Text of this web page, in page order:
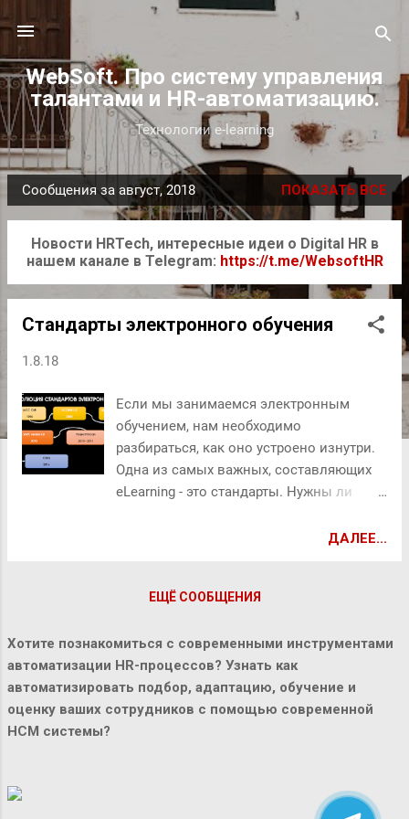
WebSoft. Про систему управления
талантами и HR-автоматизацию.
Технологии e-learning
С
о
щ
Сообщения за август, 2018 ПОКАЗАТЬ ВСЕ
Новости HRTech, интересные идеи о Digital HR в
нашем канале в Telegram: https://t.me/WebsoftHR
Стандарты электронного обучения
1.8.18
Если мы занимаемся электронным
обучением, нам необходимо
разбираться, как оно устроено изнутри.
Одна из самых важных, составляющих
eLearning - это стандарты. Нужны ли
SCORM? Какие еще бывают стандарты?
стандарте разрабатывать курс? На все
кто имеет дело с электронным
обучением. “Нужны ли стандарты?” Если
представить, что к вам пришел
подрядчик, который предлагает некий
риски для вас могут быть при таком
ДАЛЕЕ...
ЕЩЁ СООБЩЕНИЯ
Хотите познакомиться с современными инструментами
автоматизации HR-процессов? Узнать как
автоматизировать подбор, адаптацию, обучение и
оценку ваших сотрудников с помощью современной
HCM системы?